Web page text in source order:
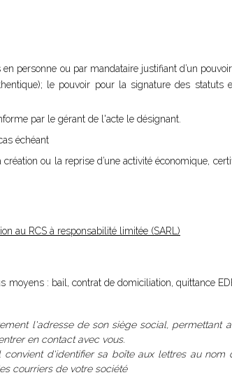
personne ou par mandataire justifiant d’un pouvoir
le pouvoir pour la signature des statuts
par le gérant de l'acte le désignant.
échéant
ou la reprise d’une activité économique,
au RCS à responsabilité limitée (SARL)
moyens : bail, contrat de domiciliation, quittance
l'adresse de son siège social, permettant
en contact avec vous.
d'identifier sa boîte aux lettres au nom
courriers de votre société